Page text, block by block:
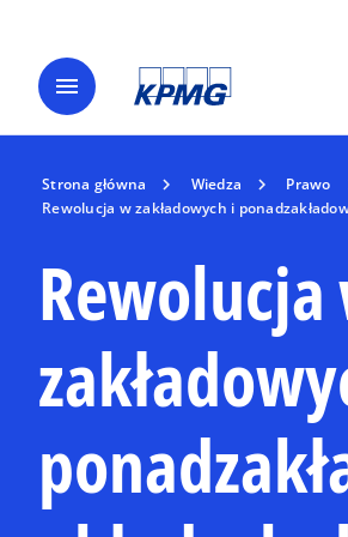
menu
Strona główna Wiedza
Prawo
Rewolucja w zakładowych i
Rewolucja